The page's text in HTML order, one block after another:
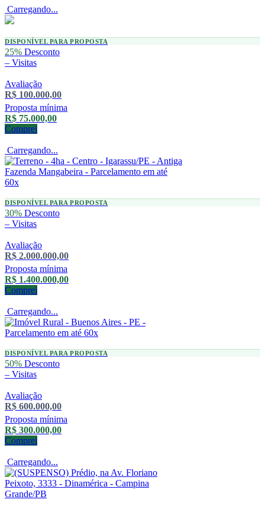
Carregando...
DISPONÍVEL PARA PROPOSTA
25% Desconto
– Visitas
Avaliação
R$ 100.000,00
Proposta mínima
R$ 75.000,00
Comprei
Carregando...
DISPONÍVEL PARA PROPOSTA
30% Desconto
– Visitas
Avaliação
R$ 2.000.000,00
Proposta mínima
R$ 1.400.000,00
Comprei
Carregando...
DISPONÍVEL PARA PROPOSTA
50% Desconto
– Visitas
Avaliação
R$ 600.000,00
Proposta mínima
R$ 300.000,00
Comprei
Carregando...